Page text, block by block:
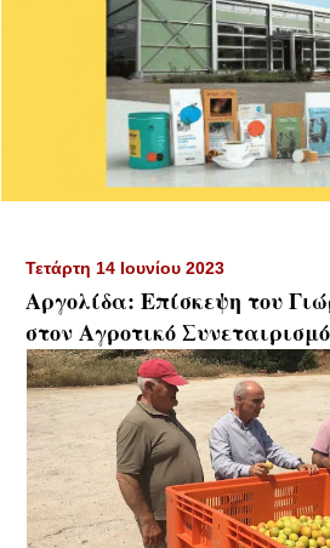
Τετάρτη 14 Ιουνίου 2023
Αργολίδα: Επίσκεψη του
στον Αγροτικό